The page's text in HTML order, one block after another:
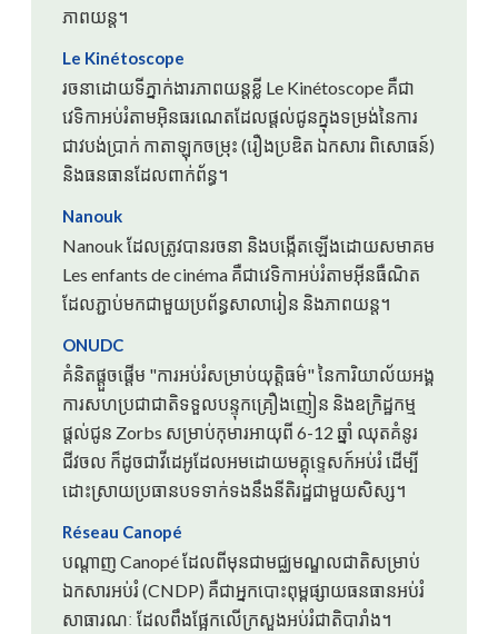
ភាពយន្ត។
Le Kinétoscope
រចនាដោយទីភ្នាក់ងារភាពយន្តខ្លី Le Kinétoscope គឺជា
វេទិកាអប់រំតាមអ៊ិនធរណេតដែលផ្តល់ជូនក្នុងទម្រង់នៃការ
ជាវបង់ប្រាក់ កាតាឡុកចម្រុះ (រឿងប្រឌិត ឯកសារ ពិសោធន៍)
និងធនធានដែលពាក់ព័ន្ធ។
Nanouk
Nanouk ដែលត្រូវបានរចនា និងបង្កើតឡើងដោយសមាគម
Les enfants de cinéma គឺជាវេទិកាអប់រំតាមអ៊ីនធឺណិត
ដែលភ្ជាប់មកជាមួយប្រព័ន្ធសាលារៀន និងភាពយន្ត។
ONUDC
គំនិតផ្តួចផ្តើម "ការអប់រំសម្រាប់យុត្តិធម៌" នៃការិយាល័យអង្គ
ការសហប្រជាជាតិទទួលបន្ទុកគ្រឿងញៀន និងឧក្រិដ្ឋកម្ម
ផ្តល់ជូន Zorbs សម្រាប់កុមារអាយុពី 6-12 ឆ្នាំ ឈុតគំនូរ
ជីវចល ក៏ដូចជាវីដេអូដែលអមដោយមគ្គុទ្ទេសក៍អប់រំ ដើម្បី
ដោះស្រាយប្រធានបទទាក់ទងនឹងនីតិរដ្ឋជាមួយសិស្ស។
Réseau Canopé
បណ្តាញ Canopé ដែលពីមុនជាមជ្ឈមណ្ឌលជាតិសម្រាប់
ឯកសារអប់រំ (CNDP) គឺជាអ្នកបោះពុម្ពផ្សាយធនធានអប់រំ
សាធារណៈ ដែលពឹងផ្អែកលើក្រសួងអប់រំជាតិបារាំង។